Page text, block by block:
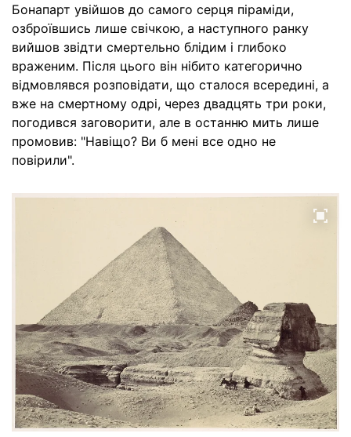
Бонапарт увійшов до самого серця піраміди,
озброївшись лише свічкою, а наступного ранку
вийшов звідти смертельно блідим і глибоко
враженим. Після цього він нібито категорично
відмовлявся розповідати, що сталося всередині, а
вже на смертному одрі, через двадцять три роки,
погодився заговорити, але в останню мить лише
промовив: "Навіщо? Ви б мені все одно не
повірили".